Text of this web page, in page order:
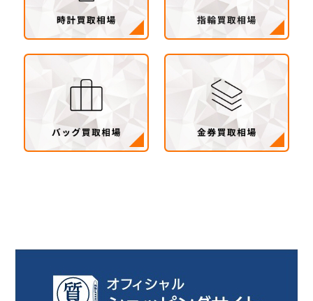
茨城県 県西地区（桜川市・筑西市・下妻市・常
総市・坂東市・結城市・古川市・境町・五霞町）